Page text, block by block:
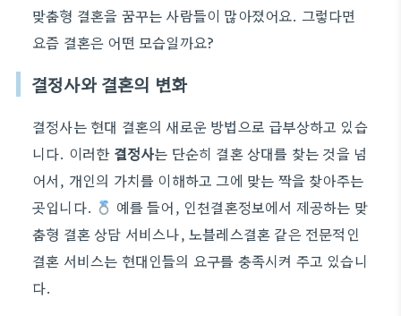
맞춤형 결혼을 꿈꾸는 사람들이 많아졌어요. 그렇다면
요즘 결혼은 어떤 모습일까요?
결정사와 결혼의 변화
결정사는 현대 결혼의 새로운 방법으로 급부상하고 있습
니다. 이러한 결정사는 단순히 결혼 상대를 찾는 것을 넘
어서, 개인의 가치를 이해하고 그에 맞는 짝을 찾아주는
곳입니다.
예를 들어, 인천결혼정보에서 제공하는 맞
춤형 결혼 상담 서비스나, 노블레스결혼 같은 전문적인
결혼 서비스는 현대인들의 요구를 충족시켜 주고 있습니
다.